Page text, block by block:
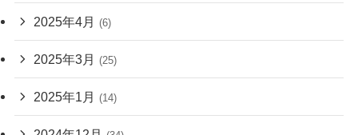
2025年4月 (6)
2025年3月 (25)
2025年1月 (14)